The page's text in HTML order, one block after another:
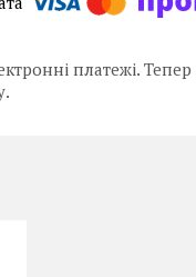
платежі.